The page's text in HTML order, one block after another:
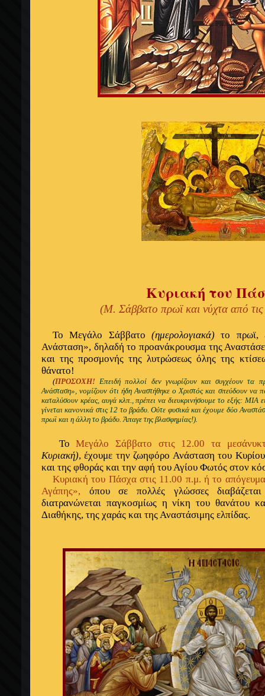
Κυριακή του
(Μ. Σάββατο πρωϊ και νύχτα από
Το Μεγάλο Σάββατο (ημερολογιακά)το πρωϊ,
Ανάσταση», δηλαδή το προανάκρουσμα της
και της προσμονής της λυτρώσεως όλης της
θάνατο!
(ΠΡΟΣΟΧΗ! Επειδή πολλοί δεν γνωρίζουν και συγχέουν
Ανάσταση», νομίζουν ότι ήδη Αναστήθηκε ο Χριστός και σπεύδουν
καταλύσουν κρέας, αυγά κλπ., πρέπει να διευκρινήσουμε το εξής: ΜΙΑ
γίνεται κανονικά στις 12 το βράδυ. Ούτε φυσικά και έχουμε δύο
πρωϊ και η άλλη το βράδυ. Άπαγε της βλασφημίας!).
ΤοΜεγάλο Σάββατο στις 12.00 τα
Κυριακή), έχουμε την ζωηφόρο Ανάσταση του
και της φθοράς και την αφή του Αγίου Φωτός στον
Κυριακή του Πάσχα στις 11.00 π.μ. ή το
Αγάπης», όπου σε πολλές γλώσσες
διατρανώνεται παγκοσμίως η νίκη του θανάτου
Διαθήκης, της χαράς και της Αναστάσιμης ελπίδας.